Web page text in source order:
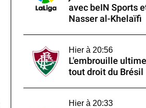
avec beIN Sports
Nasser al-Khelaïfi
Hier à 20:56
L'embrouille
tout droit du Brésil
Hier à 20:33